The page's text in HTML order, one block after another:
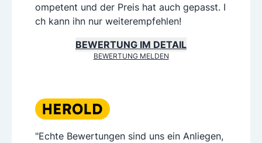
ompetent und der Preis hat auch gepasst. I
ch kann ihn nur weiterempfehlen!
BEWERTUNG IM DETAIL
BEWERTUNG MELDEN
"Echte Bewertungen sind uns ein Anliegen,